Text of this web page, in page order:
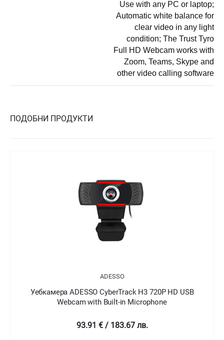
Use with any PC or laptop;
Automatic white balance for
clear video in any light
condition; The Trust Tyro
Full HD Webcam works with
Zoom, Teams, Skype and
other video calling software
ПОДОБНИ ПРОДУКТИ
ADESSO
Уебкамера ADESSO CyberTrack H3 720P HD USB
Webcam with Built-in Microphone
93.91 € / 183.67 лв.